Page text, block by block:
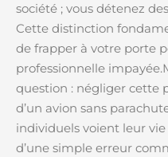
société ; vous détenez
Cette distinction
de frapper à votre porte
professionnelle
question : négliger cette
d’un avion sans
individuels voient leur
d’une simple erreur